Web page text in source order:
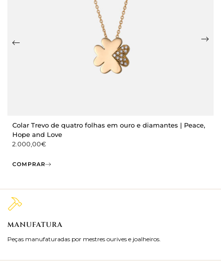
Colar Trevo de quatro folhas em ouro e diamantes | Peace,
Hope and Love
2.000,00€
COMPRAR
MANUFATURA
Peças manufaturadas por mestres ourives e joalheiros.